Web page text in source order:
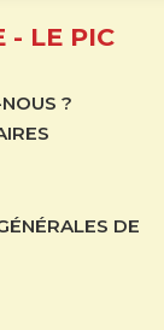
- LE PIC
?
DE